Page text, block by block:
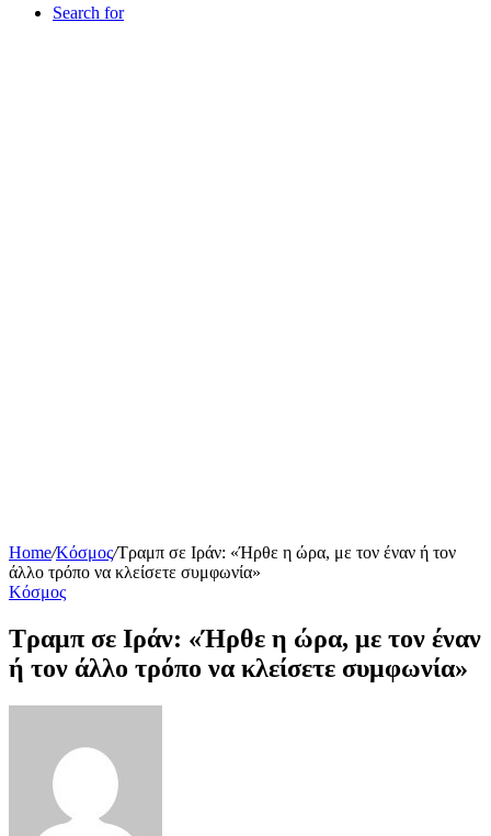
Search for
Home/Κόσμος/Τραμπ σε Ιράν: «Ήρθε η ώρα, με τον έναν ή τον
άλλο τρόπο να κλείσετε συμφωνία»
Κόσμος
Τραμπ σε Ιράν: «Ήρθε η ώρα, με τον έναν
ή τον άλλο τρόπο να κλείσετε συμφωνία»